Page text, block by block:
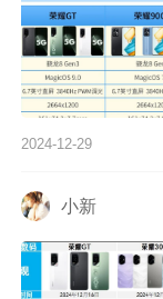
2024-12-29
小新